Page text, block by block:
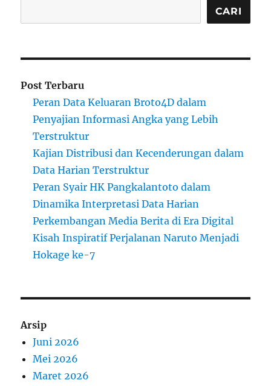
CARI
Post Terbaru
Peran Data Keluaran Broto4D dalam
Penyajian Informasi Angka yang Lebih
Terstruktur
Kajian Distribusi dan Kecenderungan dalam
Data Harian Terstruktur
Peran Syair HK Pangkalantoto dalam
Dinamika Interpretasi Data Harian
Perkembangan Media Berita di Era Digital
Kisah Inspiratif Perjalanan Naruto Menjadi
Hokage ke-7
Arsip
Juni 2026
Mei 2026
Maret 2026